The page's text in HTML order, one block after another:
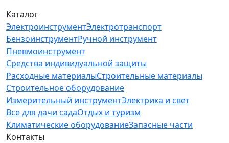
Каталог
ЭлектроинструментЭлектротранспорт
БензоинструментРучной инструмент
Пневмоинструмент
Средства индивидуальной защиты
Расходные материалыСтроительные материалы
Строительное оборудование
Измерительный инструментЭлектрика и свет
Все для дачи садаОтдых и туризм
Климатические оборудованиеЗапасные части
Контакты